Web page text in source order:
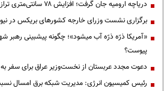
دریاچه ارومیه جان گرفت؛ افزایش ۷۸ سانتی‌متری تراز
برگزاری نشست وزرای خارجه کشورهای بریکس در
«آمریکا ذرّه ذرّه آب میشود»؛ چگونه پیشبینی رهبر
پیوست؟
دعوت مجدد عربستان از نخست‌وزیر عراق برای سفر
رئیس کمیسیون انرژی: مدیریت شبکه برق امسال